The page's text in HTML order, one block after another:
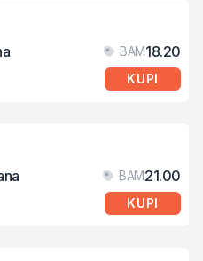
BAM18.20
KUPI
BAM21.00
KUPI